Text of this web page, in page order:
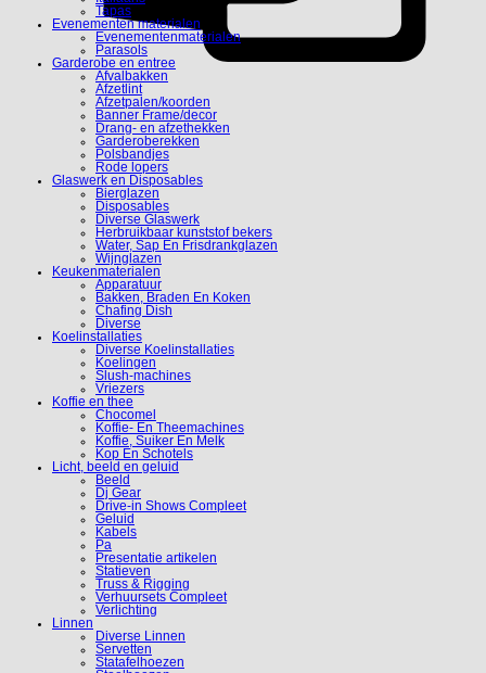
Tapas
Evenementen materialen
Evenementenmaterialen
Parasols
Garderobe en entree
Afvalbakken
Afzetlint
Afzetpalen/koorden
Banner Frame/decor
Drang- en afzethekken
Garderoberekken
Polsbandjes
Rode lopers
Glaswerk en Disposables
Bierglazen
Disposables
Diverse Glaswerk
Herbruikbaar kunststof bekers
Water, Sap En Frisdrankglazen
Wijnglazen
Keukenmaterialen
Apparatuur
Bakken, Braden En Koken
Chafing Dish
Diverse
Koelinstallaties
Diverse Koelinstallaties
Koelingen
Slush-machines
Vriezers
Koffie en thee
Chocomel
Koffie- En Theemachines
Koffie, Suiker En Melk
Kop En Schotels
Licht, beeld en geluid
Beeld
Dj Gear
Drive-in Shows Compleet
Geluid
Kabels
Pa
Presentatie artikelen
Statieven
Truss & Rigging
Verhuursets Compleet
Verlichting
Linnen
Diverse Linnen
Servetten
Statafelhoezen